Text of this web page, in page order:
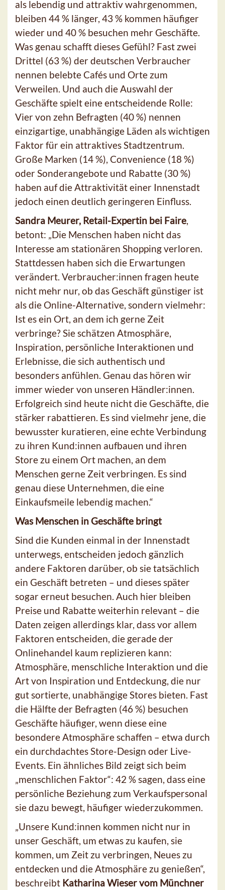
als lebendig und attraktiv wahrgenommen,
bleiben 44 % länger, 43 % kommen häufiger
wieder und 40 % besuchen mehr Geschäfte.
Was genau schafft dieses Gefühl? Fast zwei
Drittel (63 %) der deutschen Verbraucher
nennen belebte Cafés und Orte zum
Verweilen. Und auch die Auswahl der
Geschäfte spielt eine entscheidende Rolle:
Vier von zehn Befragten (40 %) nennen
einzigartige, unabhängige Läden als wichtigen
Faktor für ein attraktives Stadtzentrum.
Große Marken (14 %), Convenience (18 %)
oder Sonderangebote und Rabatte (30 %)
haben auf die Attraktivität einer Innenstadt
jedoch einen deutlich geringeren Einfluss.
Sandra Meurer, Retail-Expertin bei Faire,
betont: „Die Menschen haben nicht das
Interesse am stationären Shopping verloren.
Stattdessen haben sich die Erwartungen
verändert. Verbraucher:innen fragen heute
nicht mehr nur, ob das Geschäft günstiger ist
als die Online-Alternative, sondern vielmehr:
Ist es ein Ort, an dem ich gerne Zeit
verbringe? Sie schätzen Atmosphäre,
Inspiration, persönliche Interaktionen und
Erlebnisse, die sich authentisch und
besonders anfühlen. Genau das hören wir
immer wieder von unseren Händler:innen.
Erfolgreich sind heute nicht die Geschäfte, die
stärker rabattieren. Es sind vielmehr jene, die
bewusster kuratieren, eine echte Verbindung
zu ihren Kund:innen aufbauen und ihren
Store zu einem Ort machen, an dem
Menschen gerne Zeit verbringen. Es sind
genau diese Unternehmen, die eine
Einkaufsmeile lebendig machen.“
Was Menschen in Geschäfte bringt
Sind die Kunden einmal in der Innenstadt
unterwegs, entscheiden jedoch gänzlich
andere Faktoren darüber, ob sie tatsächlich
ein Geschäft betreten – und dieses später
sogar erneut besuchen. Auch hier bleiben
Preise und Rabatte weiterhin relevant – die
Daten zeigen allerdings klar, dass vor allem
Faktoren entscheiden, die gerade der
Onlinehandel kaum replizieren kann:
Atmosphäre, menschliche Interaktion und die
Art von Inspiration und Entdeckung, die nur
gut sortierte, unabhängige Stores bieten. Fast
die Hälfte der Befragten (46 %) besuchen
Geschäfte häufiger, wenn diese eine
besondere Atmosphäre schaffen – etwa durch
ein durchdachtes Store-Design oder Live-
Events. Ein ähnliches Bild zeigt sich beim
„menschlichen Faktor“: 42 % sagen, dass eine
persönliche Beziehung zum Verkaufspersonal
sie dazu bewegt, häufiger wiederzukommen.
„Unsere Kund:innen kommen nicht nur in
unser Geschäft, um etwas zu kaufen, sie
kommen, um Zeit zu verbringen, Neues zu
entdecken und die Atmosphäre zu genießen“,
beschreibt Katharina Wieser vom Münchner